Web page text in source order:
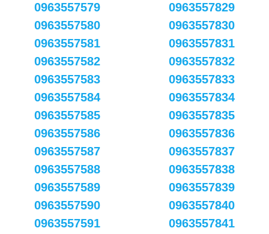
0963557579
0963557580
0963557581
0963557582
0963557583
0963557584
0963557585
0963557586
0963557587
0963557588
0963557589
0963557590
0963557591
0963557829
0963557830
0963557831
0963557832
0963557833
0963557834
0963557835
0963557836
0963557837
0963557838
0963557839
0963557840
0963557841